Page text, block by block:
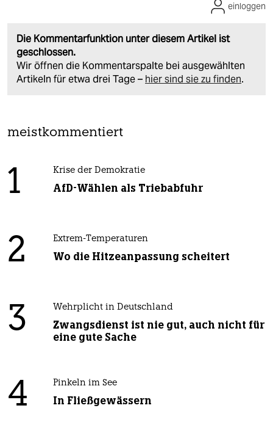
Die Kommentarfunktion unter diesem Artikel ist
geschlossen.
Wir öffnen die Kommentarspalte bei ausgewählten
Artikeln für etwa drei Tage – hier sind sie zu finden.
einloggen
meistkommentiert
1 Krise der Demokratie
AfD-Wählen als Triebabfuhr
2 Extrem-Temperaturen
Wo die Hitzeanpassung scheitert
3 Wehrplicht in Deutschland
Zwangsdienst ist nie gut, auch nicht für
eine gute Sache
4 Pinkeln im See
In Fließgewässern